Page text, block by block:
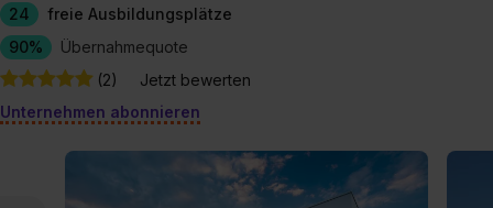
24
freie Ausbildungsplätze
90%
Übernahmequote
(2)
Jetzt bewerten
Unternehmen abonnieren